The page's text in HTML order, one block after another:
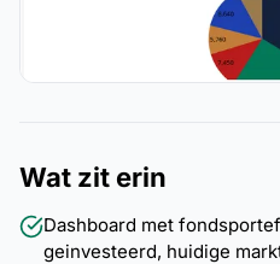
Wat zit erin
Dashboard met
geinvesteerd, huidige